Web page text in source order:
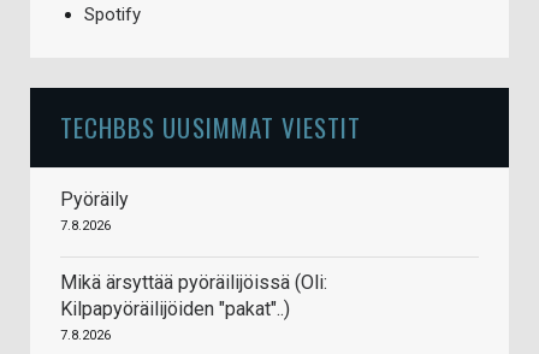
Spotify
TECHBBS UUSIMMAT VIESTIT
Pyöräily
7.8.2026
Mikä ärsyttää pyöräilijöissä (Oli:
Kilpapyöräilijöiden "pakat"..)
7.8.2026